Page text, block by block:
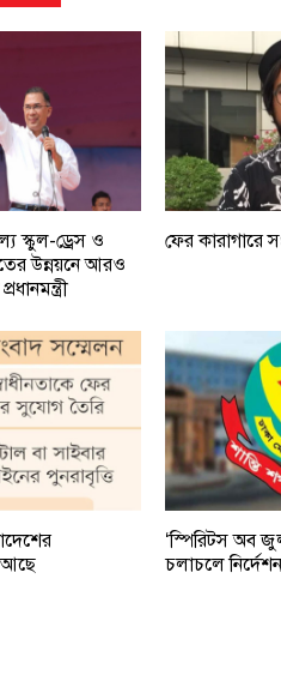
স্কুল-ড্রেস ও
উন্নয়নে আরও
ফের কারাগারে
আছে
‘স্পিরিটস অব
চলাচলে